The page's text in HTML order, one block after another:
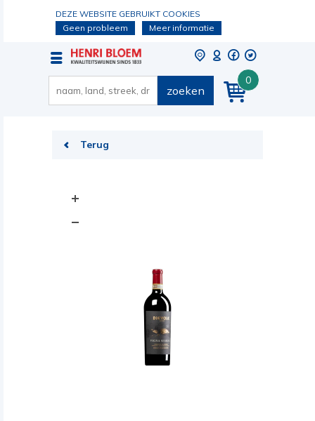
DEZE WEBSITE GEBRUIKT COOKIES
Geen probleem
Meer informatie
0
zoeken
Terug